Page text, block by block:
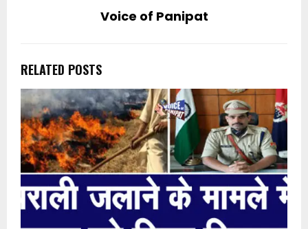
Voice of Panipat
RELATED POSTS